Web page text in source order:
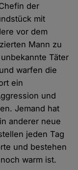
der
mit
vor dem
Mann zu
Täter
warfen die
ein
und
Jemand hat
anderer neue
jeden Tag
und bestehen
warm ist.